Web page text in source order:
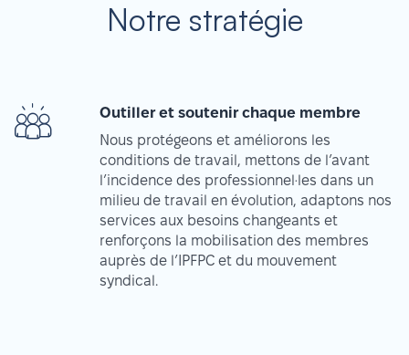
Notre stratégie
Outiller et soutenir chaque membre
Nous protégeons et améliorons les
conditions de travail, mettons de l’avant
l’incidence des professionnel·les dans un
milieu de travail en évolution, adaptons nos
services aux besoins changeants et
renforçons la mobilisation des membres
auprès de l’IPFPC et du mouvement
syndical.